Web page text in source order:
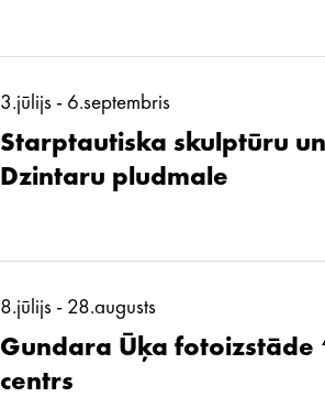
3.jūlijs - 6.septembris
Starptautiska skulptūru
Dzintaru pludmale
8.jūlijs - 28.augusts
Gundara Ūķa
centrs